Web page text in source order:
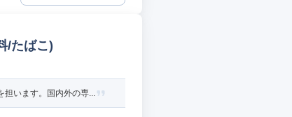
/たばこ)
担います。国内外の専...